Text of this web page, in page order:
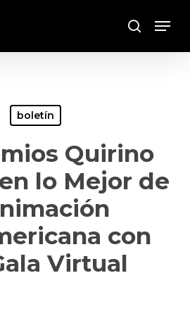
Buscar
Menu
boletín
Quirino
lo Mejor de
con
Virtual